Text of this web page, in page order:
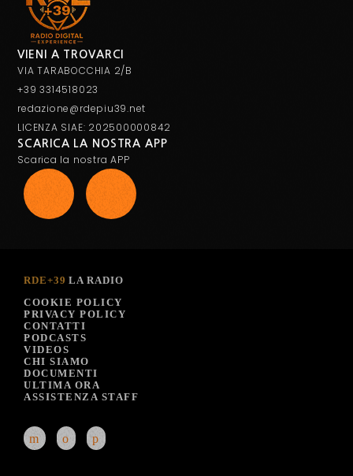
VIENI A TROVARCI
VIA TARABOCCHIA 2/B
+39 3314518023
redazione@rdepiu39.net
LICENZA SIAE: 202500000842
SCARICA LA NOSTRA APP
Scarica la nostra APP
RDE+39LA RADIO
COOKIE POLICY
PRIVACY POLICY
CONTATTI
PODCASTS
VIDEOS
CHI SIAMO
DOCUMENTI
ULTIMA ORA
ASSISTENZA STAFF